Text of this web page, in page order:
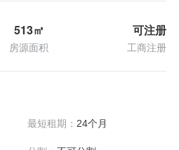
513㎡
房源面积
可注册
工商注册
最短租期： 24个月